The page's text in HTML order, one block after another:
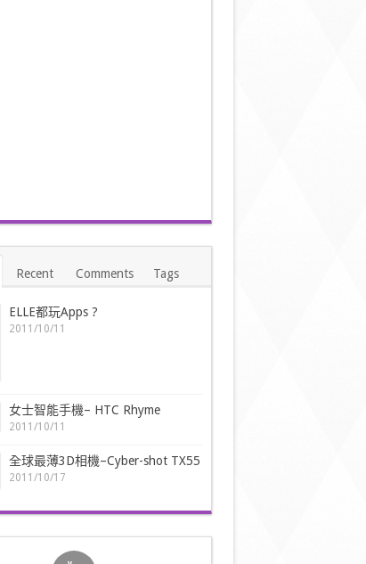
Recent Comments Tags
ELLE都玩Apps ?
2011/10/11
女士智能手機– HTC Rhyme
2011/10/11
全球最薄3D相機–Cyber-shot TX55
2011/10/17